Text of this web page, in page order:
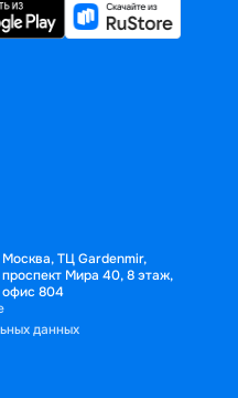
Москва, ТЦ Gardenmir,
проспект Мира 40, 8 этаж,
офис 804
данных